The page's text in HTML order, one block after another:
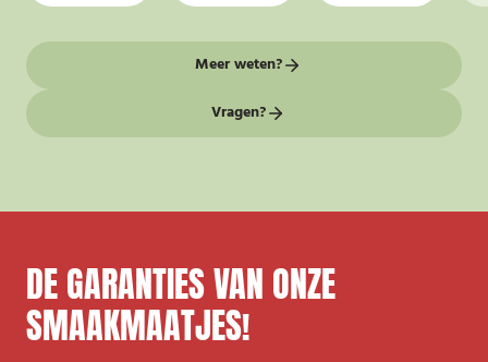
Meer weten?
Vragen?
DE GARANTIES VAN ONZE
SMAAKMAATJES!